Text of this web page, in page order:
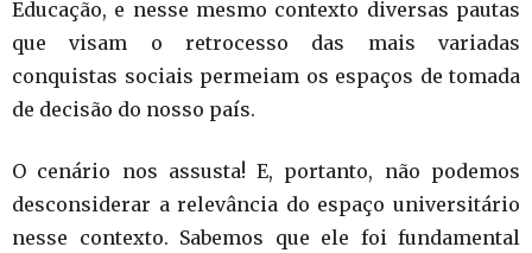
Educação, e nesse mesmo contexto diversas pautas
que visam o retrocesso das mais variadas
conquistas sociais permeiam os espaços de tomada
de decisão do nosso país.
O cenário nos assusta! E, portanto, não podemos
desconsiderar a relevância do espaço universitário
nesse contexto. Sabemos que ele foi fundamental